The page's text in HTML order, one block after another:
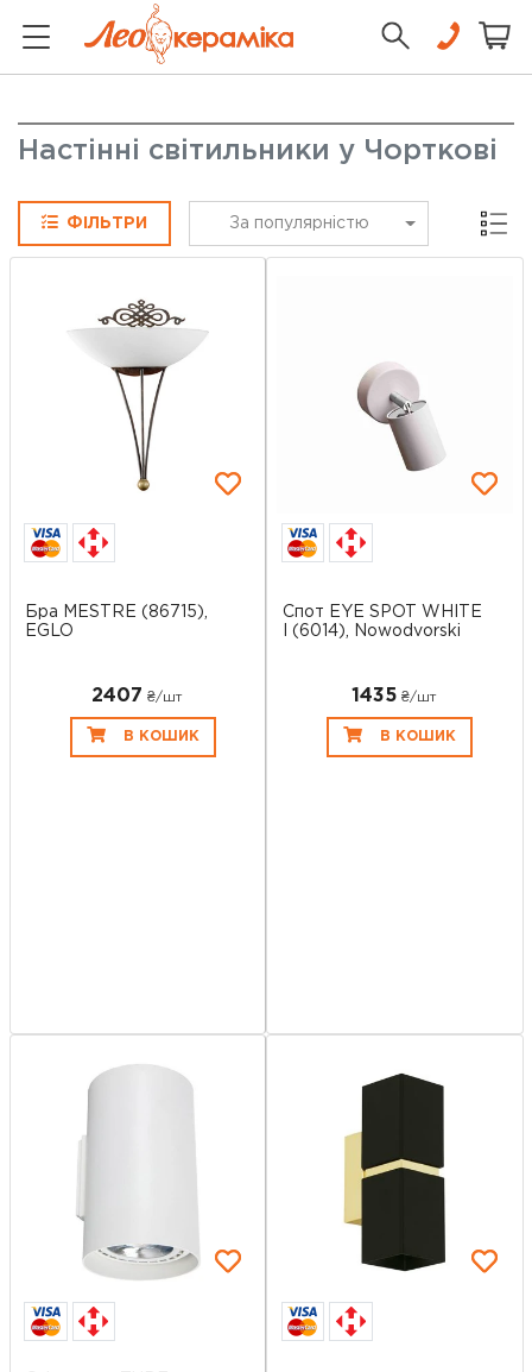
Настінні світильники у Чорткові
ФІЛЬТРИ За популярністю Сітка
Бра MESTRE (86715),
EGLO
2407 ₴/шт
В КОШИК
Спот EYE SPOT WHITE
I (6014), Nowodvorski
1435 ₴/шт
В КОШИК